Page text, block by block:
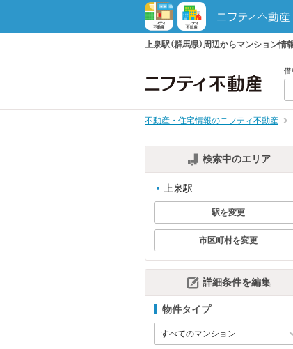
上泉駅（群馬県）周辺からマンション
借
不動産・住宅情報のニフティ不動産
検索中のエリア
上泉駅
駅を変更
市区町村を変更
詳細条件を編集
物件タイプ